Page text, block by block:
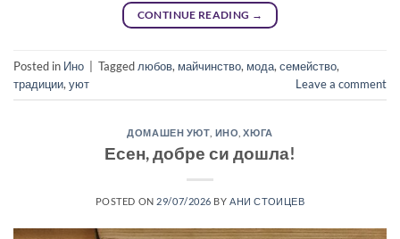
CONTINUE READING →
Posted in Ино Tagged любов, майчинство, мода, семейство,
традиции, уют Leave a comment
ДОМАШЕН УЮТ ИНО ,ХЮГА
Есен, добре си дошла!
POSTED ON 29/07/2026 BYАНИ СТОИЦЕВ